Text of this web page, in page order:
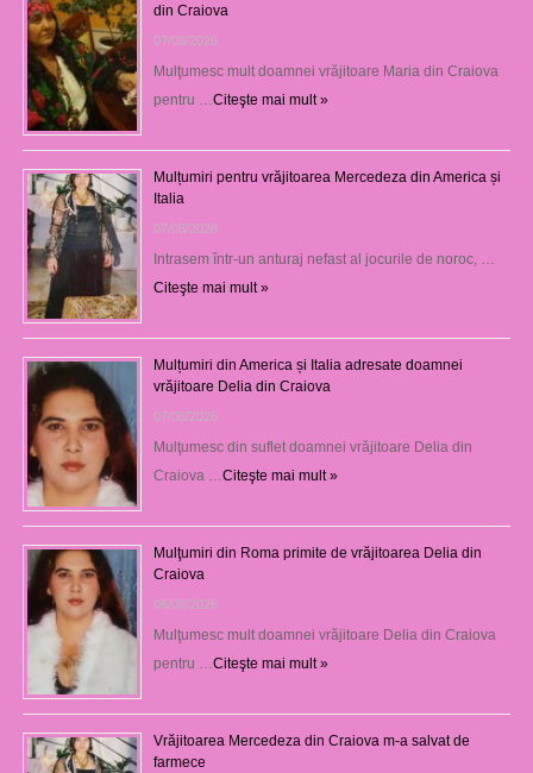
din Craiova
07/08/2026
Mulţumesc mult doamnei vrăjitoare Maria din Craiova
pentru … Citeşte mai mult »
Mulțumiri pentru vrăjitoarea Mercedeza din America și
Italia
07/08/2026
Intrasem într-un anturaj nefast al jocurile de noroc, …
Citeşte mai mult »
Mulțumiri din America și Italia adresate doamnei
vrăjitoare Delia din Craiova
07/08/2026
Mulţumesc din suflet doamnei vrăjitoare Delia din
Craiova … Citeşte mai mult »
Mulţumiri din Roma primite de vrăjitoarea Delia din
Craiova
06/08/2026
Mulţumesc mult doamnei vrăjitoare Delia din Craiova
pentru … Citeşte mai mult »
Vrăjitoarea Mercedeza din Craiova m-a salvat de
farmece